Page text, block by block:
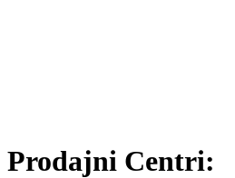
Prodajni Centri: